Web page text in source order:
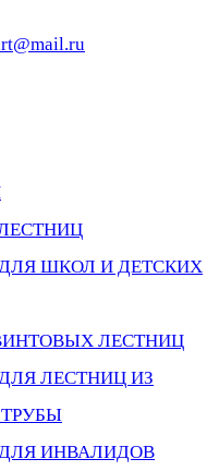
ШКОЛ И ДЕТСКИХ
ЛЕСТНИЦ
ЛЕСТНИЦ ИЗ
ИНВАЛИДОВ